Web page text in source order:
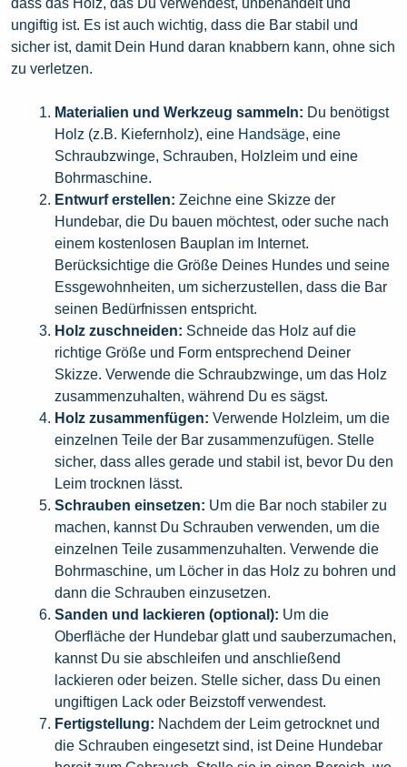
dass das Holz, das Du verwendest, unbehandelt und
ungiftig ist. Es ist auch wichtig, dass die Bar stabil und
sicher ist, damit Dein Hund daran knabbern kann, ohne sich
zu verletzen.
Materialien und Werkzeug sammeln: Du benötigst
Holz (z.B. Kiefernholz), eine Handsäge, eine
Schraubzwinge, Schrauben, Holzleim und eine
Bohrmaschine.
Entwurf erstellen: Zeichne eine Skizze der
Hundebar, die Du bauen möchtest, oder suche nach
einem kostenlosen Bauplan im Internet.
Berücksichtige die Größe Deines Hundes und seine
Essgewohnheiten, um sicherzustellen, dass die Bar
seinen Bedürfnissen entspricht.
Holz zuschneiden: Schneide das Holz auf die
richtige Größe und Form entsprechend Deiner
Skizze. Verwende die Schraubzwinge, um das Holz
zusammenzuhalten, während Du es sägst.
Holz zusammenfügen: Verwende Holzleim, um die
einzelnen Teile der Bar zusammenzufügen. Stelle
sicher, dass alles gerade und stabil ist, bevor Du den
Leim trocknen lässt.
Schrauben einsetzen: Um die Bar noch stabiler zu
machen, kannst Du Schrauben verwenden, um die
einzelnen Teile zusammenzuhalten. Verwende die
Bohrmaschine, um Löcher in das Holz zu bohren und
dann die Schrauben einzusetzen.
Sanden und lackieren (optional): Um die
Oberfläche der Hundebar glatt und sauberzumachen,
kannst Du sie abschleifen und anschließend
lackieren oder beizen. Stelle sicher, dass Du einen
ungiftigen Lack oder Beizstoff verwendest.
Fertigstellung: Nachdem der Leim getrocknet und
die Schrauben eingesetzt sind, ist Deine Hundebar